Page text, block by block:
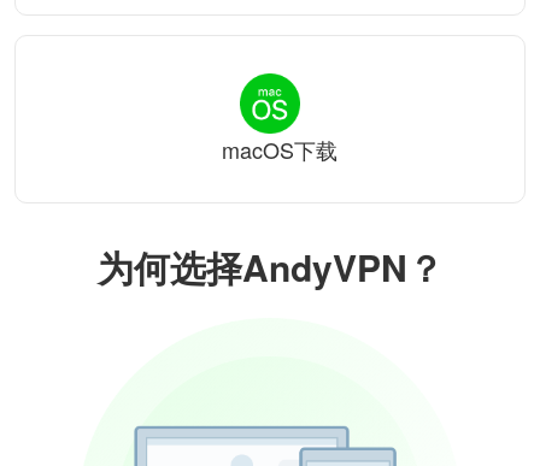
为何选择AndyVPN？
macOS下载